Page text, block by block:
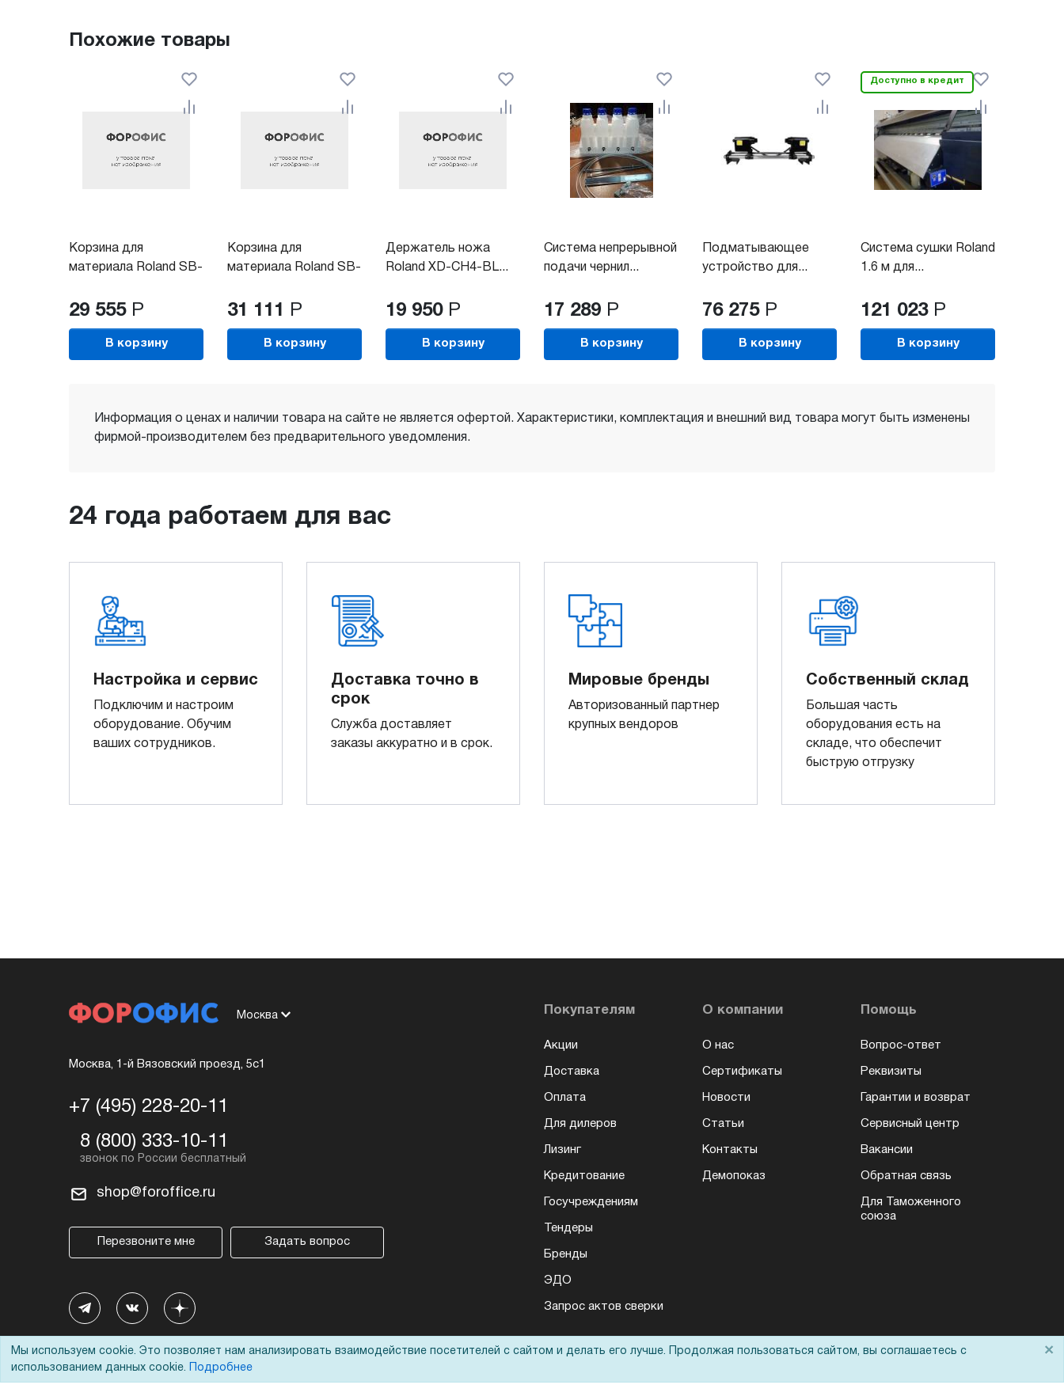
Похожие товары
Корзина для
материала Roland SB-
29 555 Р
В корзину
Корзина для
материала Roland SB-
31 111 Р
В корзину
Держатель ножа
Roland XD-CH4-BL...
19 950 Р
В корзину
Система непрерывной
подачи чернил...
17 289 Р
В корзину
Подматывающее
устройство для...
76 275 Р
В корзину
Доступно в кредит
Система сушки Roland
1.6 м для...
121 023 Р
В корзину
Информация о ценах и наличии товара на сайте не является офертой. Характеристики, комплектация и внешний вид товара могут быть изменены
фирмой-производителем без предварительного уведомления.
24 года работаем для вас
Настройка и сервис
Подключим и настроим
оборудование. Обучим
ваших сотрудников.
Доставка точно в
срок
Служба доставляет
заказы аккуратно и в срок.
Мировые бренды
Авторизованный партнер
крупных вендоров
Собственный склад
Большая часть
оборудования есть на
складе, что обеспечит
быструю отгрузку
Москва
Москва, 1-й Вязовский проезд, 5с1
+7 (495) 228-20-11
8 (800) 333-10-11
shop@foroffice.ru
Перезвоните мне Задать вопрос
Покупателям
Акции
Доставка
Оплата
Для дилеров
Лизинг
Кредитование
Госучреждениям
Тендеры
Бренды
ЭДО
О компании
О нас
Сертификаты
Новости
Статьи
Контакты
Демопоказ
Помощь
Вопрос-ответ
Реквизиты
Гарантии и возврат
Сервисный центр
Вакансии
Обратная связь
Для Таможенного
союза
Запрос актов сверки
Мы используем cookie. Это позволяет нам анализировать взаимодействие посетителей с сайтом и делать его лучше. Продолжая пользоваться сайтом, вы соглашаетесь с
использованием данных cookie.
Подробнее
×